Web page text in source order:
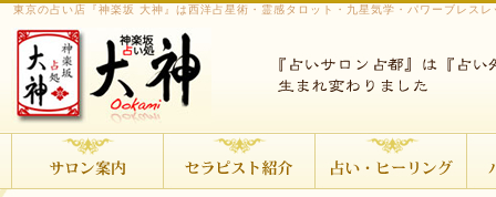
東京の占い店『神楽坂 大神』は西洋占星術・霊感タロット・九星気学・パワーブレス